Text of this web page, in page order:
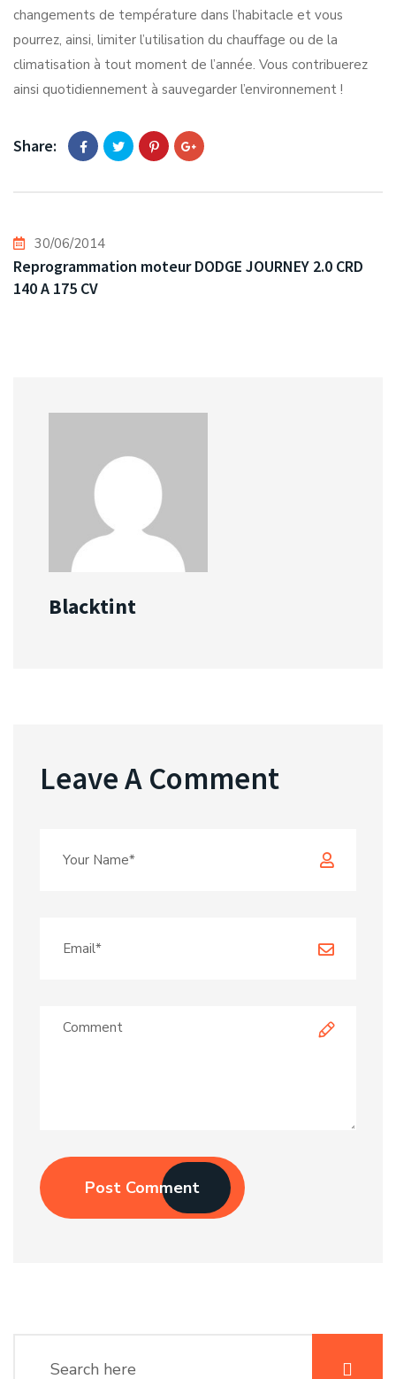
changements de température dans l’habitacle et vous
pourrez, ainsi, limiter l’utilisation du chauffage ou de la
climatisation à tout moment de l’année. Vous contribuerez
ainsi quotidiennement à sauvegarder l’environnement !
Share:
30/06/2014
Reprogrammation moteur DODGE JOURNEY 2.0 CRD
140 A 175 CV
Blacktint
Leave A Comment
Post Comment